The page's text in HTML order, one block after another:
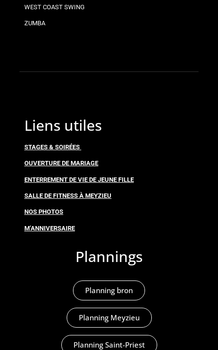
WEST COAST SWING
ZUMBA
Liens utiles
STAGES & SOIRÉES
OUVERTURE DE MARIAGE
ENTERREMENT DE VIE DE JEUNE FILLE
SALLE DE FITNESS À MEYZIEU
NOS PHOTOS
M’ANNIVERSAIRE
Plannings
Planning bron
Planning Meyzieu
Planning Saint-Priest